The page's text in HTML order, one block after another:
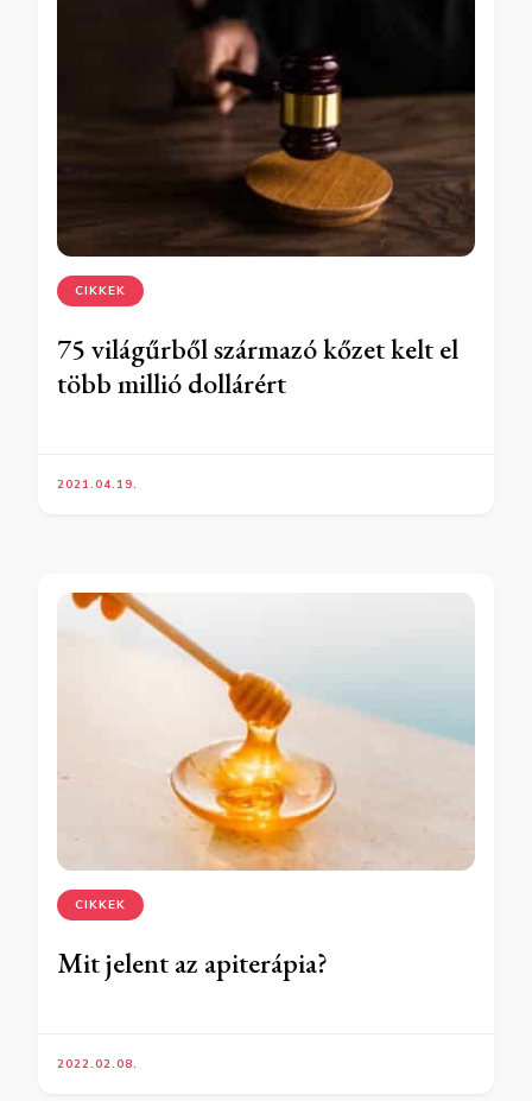
CIKKEK
75 világűrből származó kőzet kelt el
több millió dollárért
2021.04.19.
CIKKEK
Mit jelent az apiterápia?
2022.02.08.